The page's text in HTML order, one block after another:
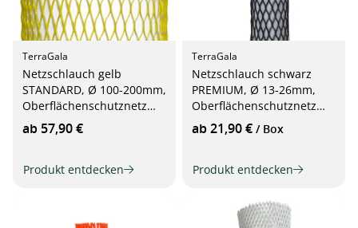
TerraGala
Netzschlauch gelb
STANDARD, Ø 100-200mm,
Oberflächenschutznetz
50m
ab 57,90 €
Produkt entdecken
TerraGala
Netzschlauch schwarz
PREMIUM, Ø 13-26mm,
Oberflächenschutznetz
50m
ab 21,90 € / Box
Produkt entdecken